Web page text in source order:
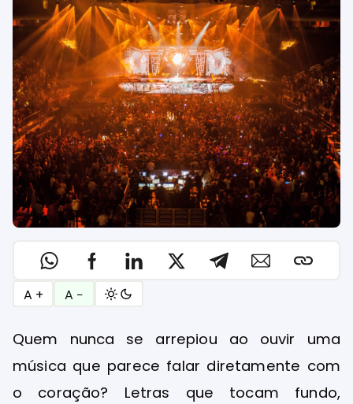
A + A −
Quem nunca se arrepiou ao ouvir uma
música que parece falar diretamente com
o coração? Letras que tocam fundo,